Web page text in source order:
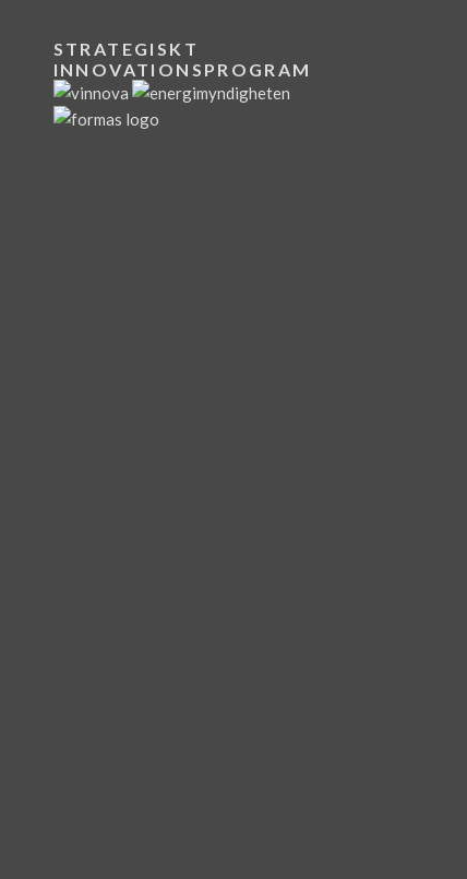
STRATEGISKT
INNOVATIONSPROGRAM